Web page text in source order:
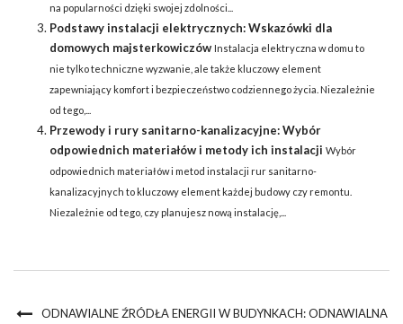
na popularności dzięki swojej zdolności...
Podstawy instalacji elektrycznych: Wskazówki dla
domowych majsterkowiczów Instalacja elektryczna w domu to
nie tylko techniczne wyzwanie, ale także kluczowy element
zapewniający komfort i bezpieczeństwo codziennego życia. Niezależnie
od tego,...
Przewody i rury sanitarno-kanalizacyjne: Wybór
odpowiednich materiałów i metody ich instalacji Wybór
odpowiednich materiałów i metod instalacji rur sanitarno-
kanalizacyjnych to kluczowy element każdej budowy czy remontu.
Niezależnie od tego, czy planujesz nową instalację,...
ODNAWIALNE ŹRÓDŁA ENERGII W BUDYNKACH: ODNAWIALNA